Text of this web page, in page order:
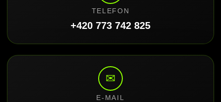
TELEFON
+420 773 742 825
✉
E-MAIL